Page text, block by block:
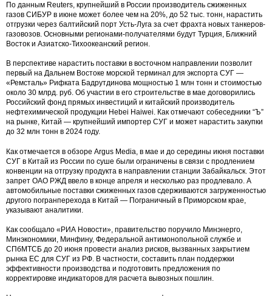
По данным Reuters, крупнейший в России производитель сжиженных
газов СИБУР в июне может более чем на 20%, до 52 тыс. тонн, нарастить
отгрузки через балтийский порт Усть-Луга за счет фрахта новых танкеров-
газовозов. Основными регионами-получателями будут Турция, Ближний
Восток и Азиатско-Тихоокеанский регион.
В перспективе нарастить поставки в восточном направлении позволит
первый на Дальнем Востоке морской терминал для экспорта СУГ —
«Ремсталь» Рифката Бадрутдинова мощностью 1 млн тонн и стоимостью
около 30 млрд. руб. Об участии в его строительстве в мае договорились
Российский фонд прямых инвестиций и китайский производитель
нефтехимической продукции Hebei Haiwei. Как отмечают собеседники “Ъ”
на рынке, Китай — крупнейший импортер СУГ и может нарастить закупки
до 32 млн тонн в 2024 году.
Как отмечается в обзоре Argus Media, в мае и до середины июня поставки
СУГ в Китай из России по суше были ограничены в связи с продлением
конвенции на отгрузку продукта в направлении станции Забайкальск. Этот
запрет ОАО РЖД ввело в конце апреля и несколько раз продлевало. А
автомобильные поставки сжиженных газов сдерживаются загруженностью
другого погранперехода в Китай — Пограничный в Приморском крае,
указывают аналитики.
Как сообщало «РИА Новости», правительство поручило Минэнерго,
Минэкономики, Минфину, Федеральной антимонопольной службе и
СПбМТСБ до 20 июня провести анализ рисков, вызванных закрытием
рынка ЕС для СУГ из РФ. В частности, составить план поддержки
эффективности производства и подготовить предложения по
корректировке индикаторов для расчета вывозных пошлин.